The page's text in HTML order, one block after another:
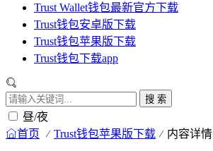
Trust Wallet钱包最新官方下载
Trust钱包安卓版下载
Trust钱包苹果版下载
Trust钱包下载app
搜 索
昼/夜
首页 Trust钱包苹果版下载 内容详情